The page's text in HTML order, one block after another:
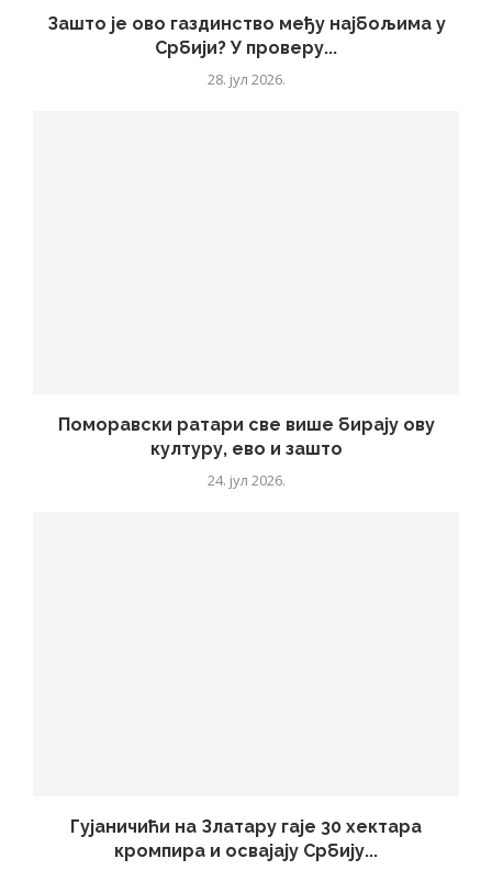
Зашто је ово газдинство међу најбољима у
Србији? У проверу...
28. јул 2026.
Поморавски ратари све више бирају ову
културу, ево и зашто
24. јул 2026.
Гујаничићи на Златару гаје 30 хектара
кромпира и освајају Србију...